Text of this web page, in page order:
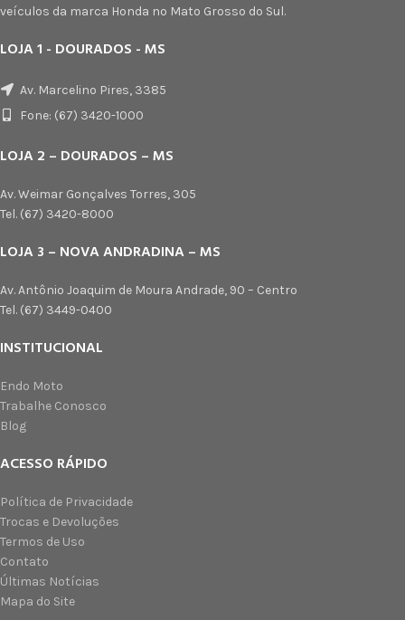
veículos da marca Honda no Mato Grosso do Sul.
LOJA 1 - DOURADOS - MS
Av. Marcelino Pires, 3385
Fone: (67) 3420-1000
LOJA 2 – DOURADOS – MS
Av. Weimar Gonçalves Torres, 305
Tel. (67) 3420-8000
LOJA 3 – NOVA ANDRADINA – MS
Av. Antônio Joaquim de Moura Andrade, 90 – Centro
Tel. (67) 3449-0400
INSTITUCIONAL
Endo Moto
Trabalhe Conosco
Blog
ACESSO RÁPIDO
Política de Privacidade
Trocas e Devoluções
Termos de Uso
Contato
Últimas Notícias
Mapa do Site